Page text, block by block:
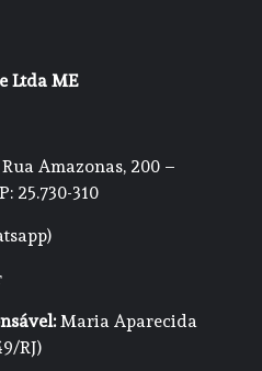
Ltda ME
Amazonas, 200 –
25.730-310
Maria Aparecida
RJ)